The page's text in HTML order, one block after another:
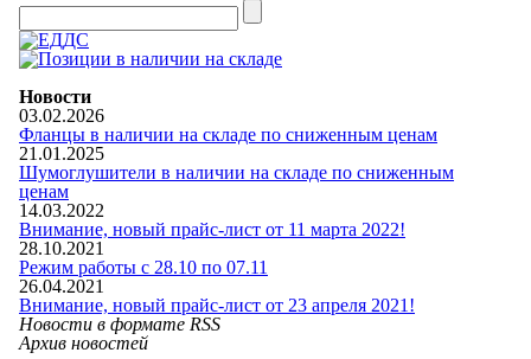
Новости
03.02.2026
Фланцы в наличии на складе по сниженным ценам
21.01.2025
Шумоглушители в наличии на складе по сниженным
ценам
14.03.2022
Внимание, новый прайс-лист от 11 марта 2022!
28.10.2021
Режим работы с 28.10 по 07.11
26.04.2021
Внимание, новый прайс-лист от 23 апреля 2021!
Новости в формате RSS
Архив новостей